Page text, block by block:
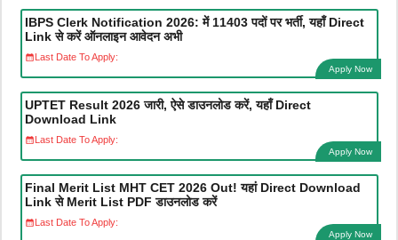
IBPS Clerk Notification 2026: में 11403 पदों पर भर्ती, यहाँ Direct
Link से करें ऑनलाइन आवेदन अभी
Last Date To Apply:
Apply Now
UPTET Result 2026 जारी, ऐसे डाउनलोड करें, यहाँ Direct
Download Link
Last Date To Apply:
Apply Now
Final Merit List MHT CET 2026 Out! यहां Direct Download
Link से Merit List PDF डाउनलोड करें
Last Date To Apply:
Apply Now